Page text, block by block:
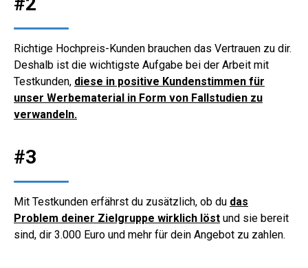
Richtige Hochpreis-Kunden brauchen das Vertrauen zu dir.
Deshalb ist die wichtigste Aufgabe bei der Arbeit mit
Testkunden, diese in positive Kundenstimmen für
unser Werbematerial in Form von Fallstudien zu
verwandeln.
#3
Mit Testkunden erfährst du zusätzlich, ob du das
Problem deiner Zielgruppe wirklich löst und sie bereit
sind, dir 3.000 Euro und mehr für dein Angebot zu zahlen.